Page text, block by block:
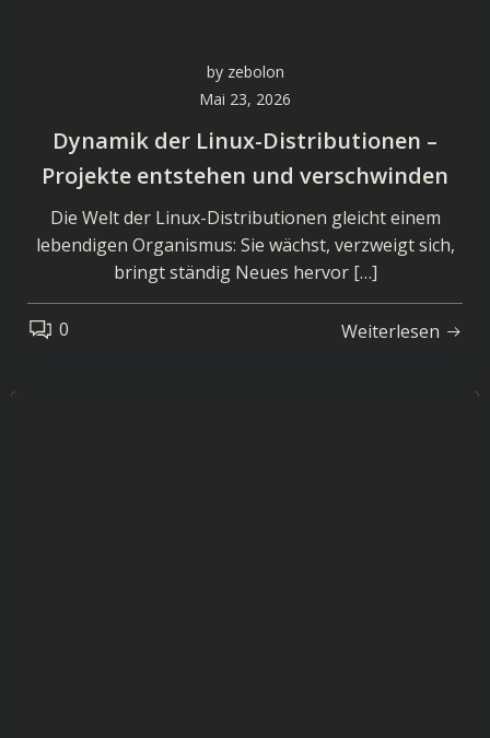
by zebolon
Mai 23, 2026
Dynamik der Linux-Distributionen –
Projekte entstehen und verschwinden
Die Welt der Linux-Distributionen gleicht einem
lebendigen Organismus: Sie wächst, verzweigt sich,
bringt ständig Neues hervor […]
0 Weiterlesen